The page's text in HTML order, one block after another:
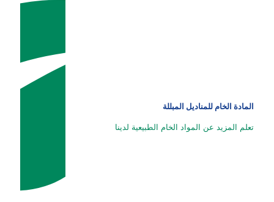
المادة الخام للمناديل المبللة
تعلم المزيد عن المواد الخام الطبيعية لدينا